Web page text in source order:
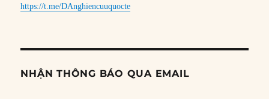
https://t.me/DAnghiencuuquocte
NHẬN THÔNG BÁO QUA EMAIL